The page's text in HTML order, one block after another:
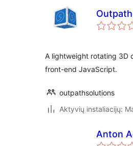
A lightweight rotating 3D
front-end JavaScript.
outpathsolutions
Aktyvių instaliacijų:
Anton